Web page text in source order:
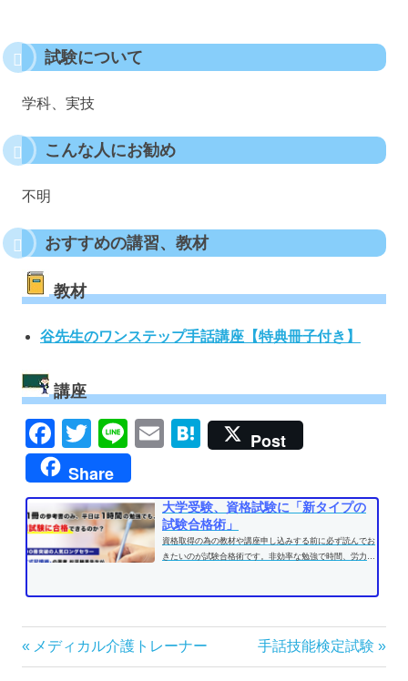
試験について
学科、実技
こんな人にお勧め
不明
おすすめの講習、教材
教材
谷先生のワンステップ手話講座【特典冊子付き】
講座
Facebook
TwitterLineEmailHatena
Post
Share
大学受験、資格試験に「新タイプの
試験合格術」
資格取得の為の教材や講座申し込みする前に必ず読んでお
きたいのが試験合格術です。非効率な勉強で時間、労力を
投
稿
前
の
メディカル介護トレーナー
次
の
手話技能検定試験